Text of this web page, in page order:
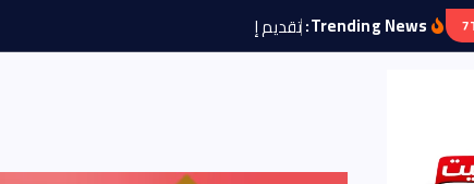
تقديمإ